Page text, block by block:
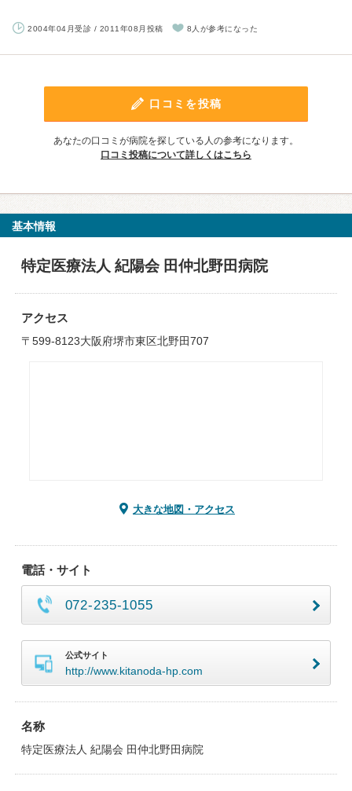
2004年04月受診 / 2011年08月投稿 8人が参考になった
口コミを投稿
あなたの口コミが病院を探している人の参考になります。
口コミ投稿について詳しくはこちら
基本情報
特定医療法人 紀陽会 田仲北野田病院
アクセス
〒599-8123大阪府堺市東区北野田707
大きな地図・アクセス
電話・サイト
072-235-1055
公式サイト
http://www.kitanoda-hp.com
名称
特定医療法人 紀陽会 田仲北野田病院